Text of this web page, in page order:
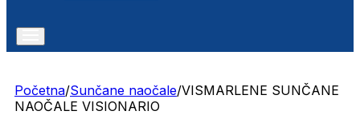
Početna/Sunčane naočale/VISMARLENE SUNČANE
NAOČALE VISIONARIO